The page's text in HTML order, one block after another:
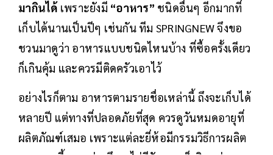
มากินได้ เพราะยังมี “อาหาร” ชนิดอื่นๆ อีกมากที่
เก็บได้นานเป็นปีๆ เช่นกัน ทีม SPRINGNEW จึงขอ
ชวนมาดูว่า อาหารแบบชนิดไหนบ้าง ที่ซื้อครั้งเดียว
ก็เกินคุ้ม และควรมีติดครัวเอาไว้
อย่างไรก็ตาม อาหารตามรายชื่อเหล่านี้ ถึงจะเก็บได้
หลายปี แต่ทางที่ปลอดภัยที่สุด ควรดูวันหมดอายุที่
ผลิตภัณฑ์เสมอ เพราะแต่ละยี่ห้อมีกรรมวิธีการผลิต